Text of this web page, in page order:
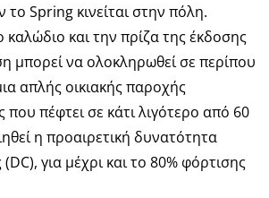
Spring κινείται στην πόλη.
και την πρίζα της έκδοσης
μπορεί να ολοκληρωθεί σε περίπου
απλής οικιακής παροχής
πέφτει σε κάτι λιγότερο από 60
η προαιρετική δυνατότητα
για μέχρι και το 80% φόρτισης